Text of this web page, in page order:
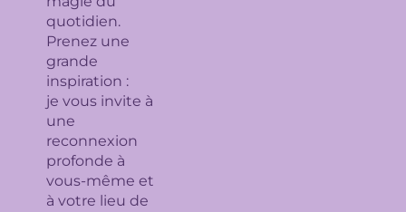
quotidien.
Prenez une
grande
inspiration :
je vous invite à
une
reconnexion
profonde à
vous-même et
à votre lieu de